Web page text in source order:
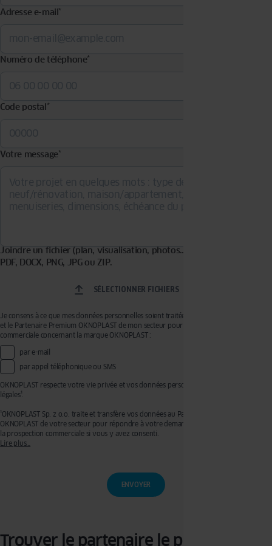
Adresse e-mail*
Numéro de téléphone*
Code postal*
Votre message*
Joindre un fichier (plan, visualisation, photos…). Formats acceptés :
PDF, DOCX, PNG, JPG ou ZIP.
SÉLECTIONNER FICHIERS
Je consens à ce que mes données personnelles soient traitées par OKNOPLAST Sp. z o.o.
et le Partenaire Premium OKNOPLAST de mon secteur pour recevoir de la prospection
commerciale concernant la marque OKNOPLAST :
par e-mail
par appel téléphonique ou SMS
OKNOPLAST respecte votre vie privée et vos données personnelles, voir mentions
légales¹.
¹OKNOPLAST Sp. z o.o. traite et transfère vos données au Partenaire Premium
OKNOPLAST de votre secteur pour répondre à votre demande de devis et effectuer de
la prospection commerciale si vous y avez consenti.
l’établissement de votre devis. Vous disposez d’un droit d’accès, de rectification, de
retrait de votre consentement ainsi que d’un droit à l’effacement, à la limitation du
traitement et à la portabilité que vous pouvez exercer en écrivant à l’adresse :
Lire plus…
Trouver le partenaire le plus proche